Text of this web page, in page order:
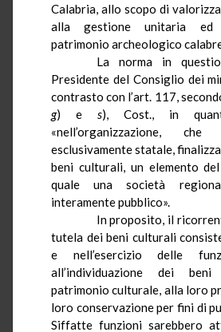
Calabria, allo scopo di
alla gestione unitaria ed
patrimonio archeologico
La norma in
Presidente del Consiglio dei
contrasto con l’art. 117,
g) e s), Cost., in
«nell’organizzazione,
esclusivamente statale,
beni culturali, un elemento
quale una società
interamente pubblico».
In proposito, il
tutela dei beni culturali
e nell’esercizio delle
all’individuazione dei
patrimonio culturale, alla loro
loro conservazione per fini di
Siffatte funzioni sarebbero